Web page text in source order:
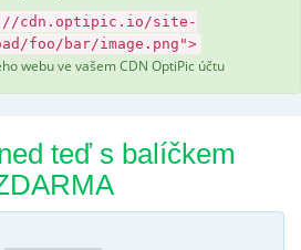
cdn.optipic.io/site-
foo/bar/image.png">
webu ve vašem CDN OptiPic účtu
teď s balíčkem